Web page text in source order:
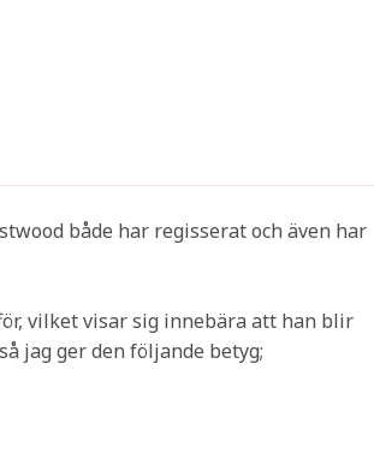
både har regisserat och även har
vilket visar sig innebära att han blir
jag ger den följande betyg;